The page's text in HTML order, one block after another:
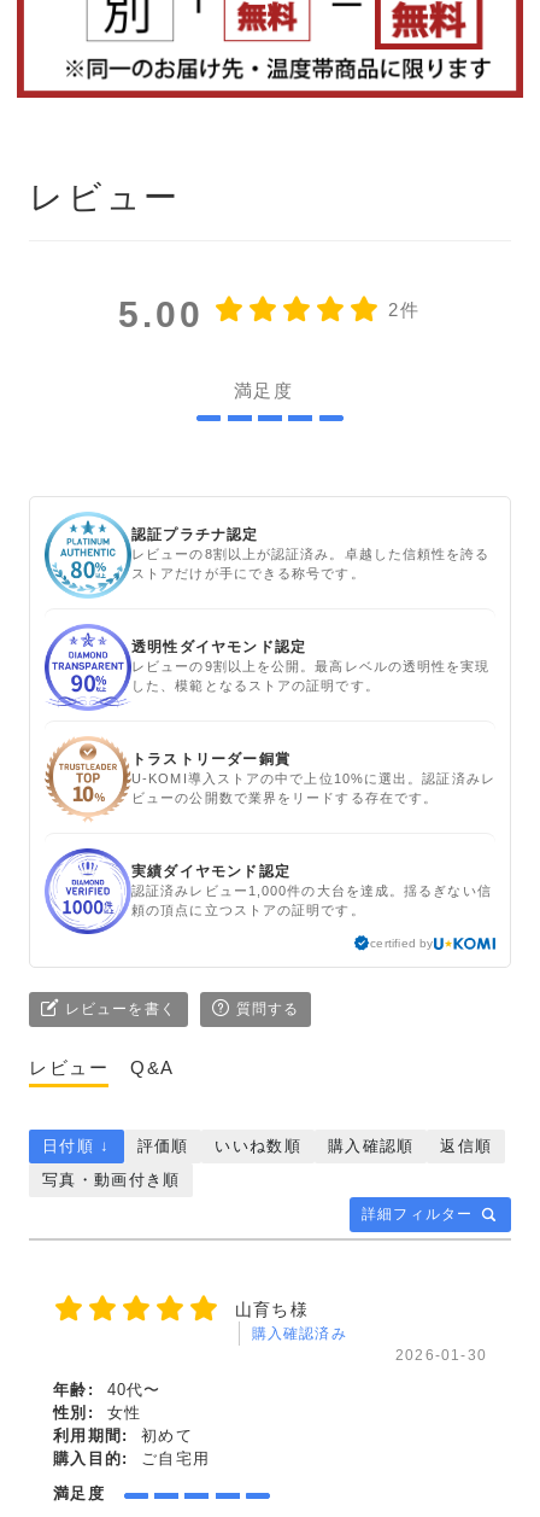
レビュー
5.00 2件
満足度
認証プラチナ認定
レビューの8割以上が認証済み。卓越した信頼性を誇る
ストアだけが手にできる称号です。
透明性ダイヤモンド認定
レビューの9割以上を公開。最高レベルの透明性を実現
した、模範となるストアの証明です。
トラストリーダー銅賞
U-KOMI導入ストアの中で上位10%に選出。認証済みレ
ビューの公開数で業界をリードする存在です。
実績ダイヤモンド認定
認証済みレビュー1,000件の大台を達成。揺るぎない信
頼の頂点に立つストアの証明です。
certified by
レビューを書く 質問する
レビュー Q&A
詳細フィルター
日付順 ↓ 評価順 いいね数順 購入確認順
返信順
写真・動画付き順
山育ち様
購入確認済み
2026-01-30
年齢:
40代〜
性別:
女性
利用期間:
初めて
購入目的:
ご自宅用
満足度